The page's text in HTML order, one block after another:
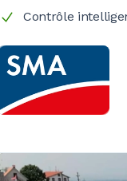
Contrôle